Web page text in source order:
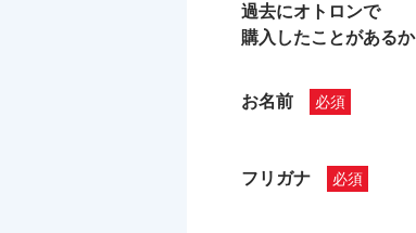
過去にオトロンで
購入したことがあるか
お名前
フリガナ